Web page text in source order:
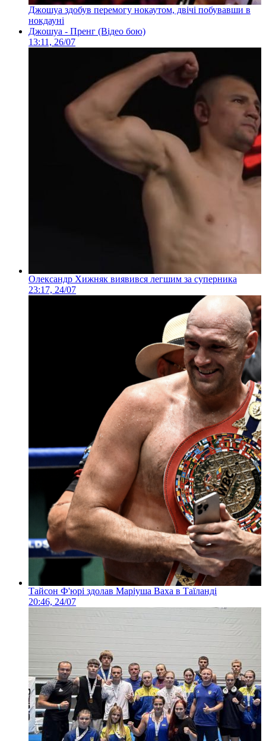
Джошуа здобув перемогу нокаутом, двічі побувавши в
нокдауні
Джошуа - Пренг (Відео бою)
13:11, 26/07
Олександр Хижняк виявився легшим за суперника
23:17, 24/07
Тайсон Ф'юрі здолав Маріуша Ваха в Таїланді
20:46, 24/07